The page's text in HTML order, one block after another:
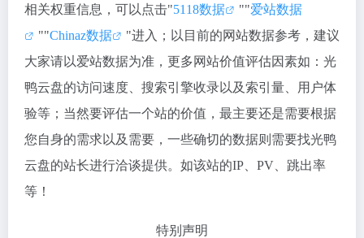
相关权重信息，可以点击"5118数据 ""爱站数据
""Chinaz数据
"进入；以目前的网站数据参考，建议
大家请以爱站数据为准，更多网站价值评估因素如：光
鸭云盘的访问速度、搜索引擎收录以及索引量、用户体
验等；当然要评估一个站的价值，最主要还是需要根据
您自身的需求以及需要，一些确切的数据则需要找光鸭
云盘的站长进行洽谈提供。如该站的IP、PV、跳出率
等！
特别声明